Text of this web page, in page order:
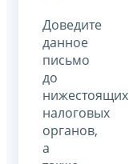
Доведите
данное
письмо
до
нижестоящих
налоговых
органов,
а